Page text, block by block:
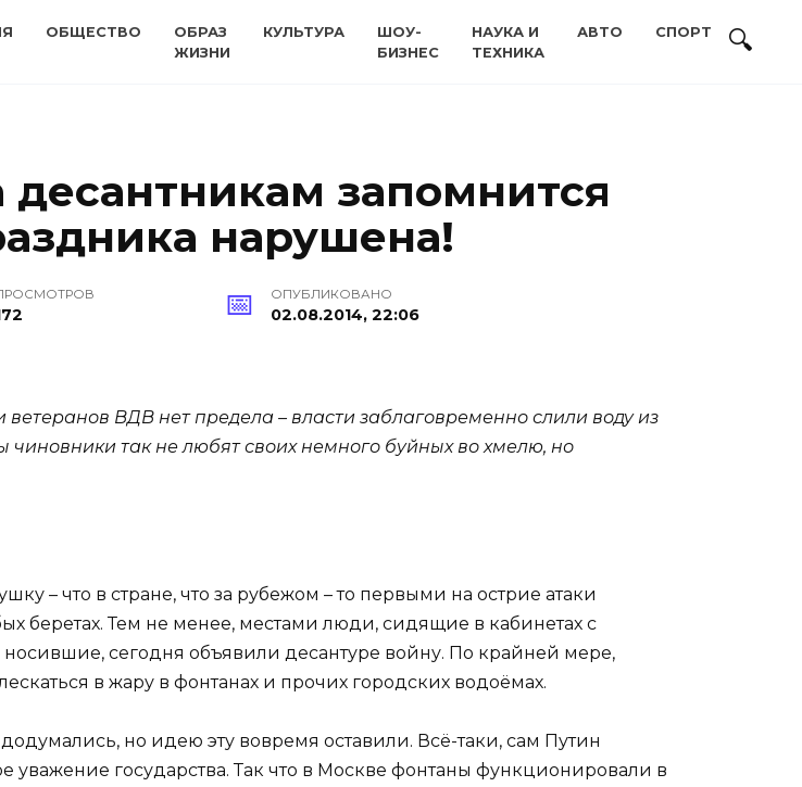
ОБЩЕСТВО
ОБРАЗ
ЖИЗНИ
КУЛЬТУРА
ШОУ-
БИЗНЕС
НАУКА И
ТЕХНИКА
АВТО СПОРТ
десантникам запомнится
нарушена!
ОПУБЛИКОВАНО
02.08.2014, 22:06
ВДВ нет предела – власти заблаговременно слили воду из
чиновники так не любят своих немного буйных во хмелю, но
– что в стране, что за рубежом – то первыми на острие атаки
беретах. Тем не менее, местами люди, сидящие в кабинетах с
сегодня объявили десантуре войну. По крайней мере,
в жару в фонтанах и прочих городских водоёмах.
но идею эту вовремя оставили. Всё-таки, сам Путин
уважение государства. Так что в Москве фонтаны функционировали в